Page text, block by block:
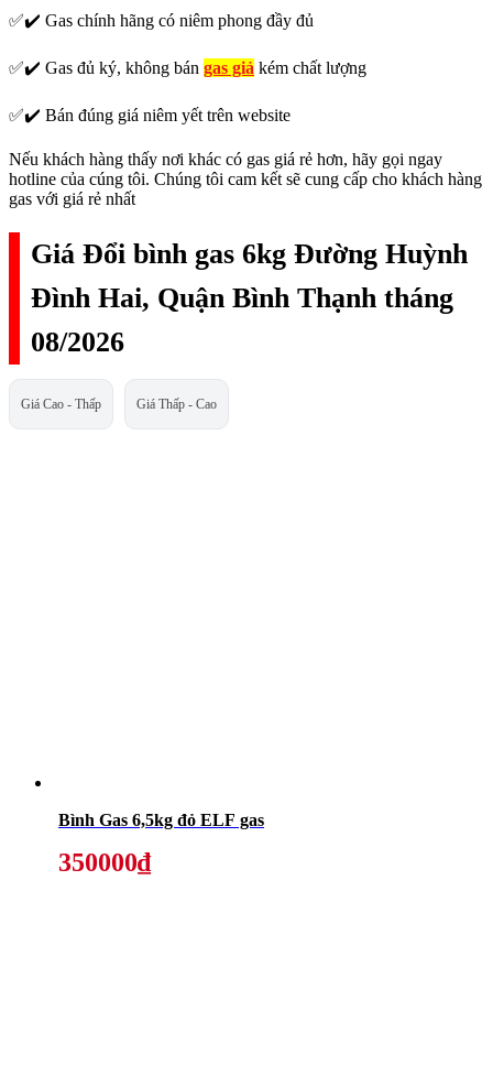
✅✔️ Gas chính hãng có niêm phong đầy đủ
✅✔️ Gas đủ ký, không bán gas giả kém chất lượng
✅✔️ Bán đúng giá niêm yết trên website
Nếu khách hàng thấy nơi khác có gas giá rẻ hơn, hãy gọi ngay
hotline của cúng tôi. Chúng tôi cam kết sẽ cung cấp cho khách hàng
gas với giá rẻ nhất
Giá Đổi bình gas 6kg Đường Huỳnh
Đình Hai, Quận Bình Thạnh tháng
08/2026
Giá Cao - Thấp Giá Thấp - Cao
Bình Gas 6,5kg đỏ ELF gas
350000₫